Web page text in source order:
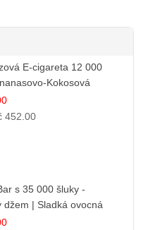
E-cigareta 12 000
Kokosová
Tropický dezert
452.00
s 35 000 šluky -
džem | Sladká ovocná